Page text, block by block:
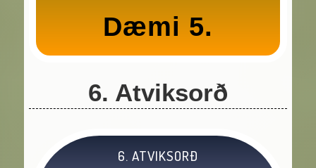
Dæmi 5.
6. Atviksorð
6. ATVIKSORÐ